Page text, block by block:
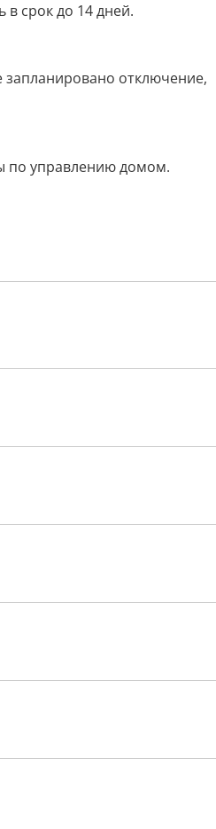
срок до 14 дней.
отключение,
по управлению домом.